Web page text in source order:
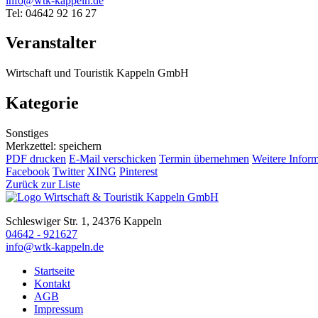
Tel: 04642 92 16 27
Veranstalter
Wirtschaft und Touristik Kappeln GmbH
Kategorie
Sonstiges
Merkzettel: speichern
PDF drucken E-Mail verschicken Termin übernehmen Weitere
Facebook Twitter XING Pinterest
Zurück zur Liste
Schleswiger Str. 1, 24376 Kappeln
04642 - 921627
info@wtk-kappeln.de
Startseite
Kontakt
AGB
Impressum